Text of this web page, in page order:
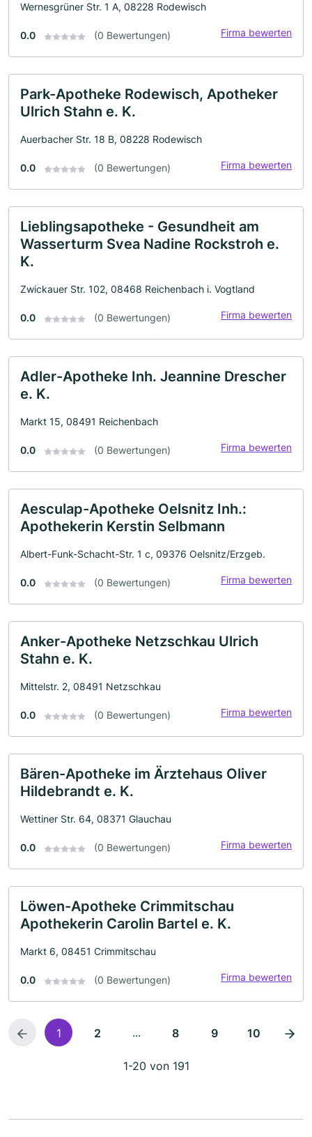
Wernesgrüner Str. 1 A, 08228 Rodewisch
0.0 (0 Bewertungen) Firma bewerten
Park-Apotheke Rodewisch, Apotheker
Ulrich Stahn e. K.
Auerbacher Str. 18 B, 08228 Rodewisch
0.0 (0 Bewertungen) Firma bewerten
Lieblingsapotheke - Gesundheit am
Wasserturm Svea Nadine Rockstroh e.
K.
Zwickauer Str. 102, 08468 Reichenbach i. Vogtland
0.0 (0 Bewertungen) Firma bewerten
Adler-Apotheke Inh. Jeannine Drescher
e. K.
Markt 15, 08491 Reichenbach
0.0 (0 Bewertungen) Firma bewerten
Aesculap-Apotheke Oelsnitz Inh.:
Apothekerin Kerstin Selbmann
Albert-Funk-Schacht-Str. 1 c, 09376 Oelsnitz/Erzgeb.
0.0 (0 Bewertungen) Firma bewerten
Anker-Apotheke Netzschkau Ulrich
Stahn e. K.
Mittelstr. 2, 08491 Netzschkau
0.0 (0 Bewertungen) Firma bewerten
Bären-Apotheke im Ärztehaus Oliver
Hildebrandt e. K.
Wettiner Str. 64, 08371 Glauchau
0.0 (0 Bewertungen) Firma bewerten
Löwen-Apotheke Crimmitschau
Apothekerin Carolin Bartel e. K.
Markt 6, 08451 Crimmitschau
0.0 (0 Bewertungen) Firma bewerten
1 2 ... 8 9 10
1-20 von 191